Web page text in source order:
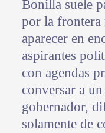
Bonilla suele
por la frontera
aparecer en
aspirantes
con agendas
conversar a
gobernador,
solamente de